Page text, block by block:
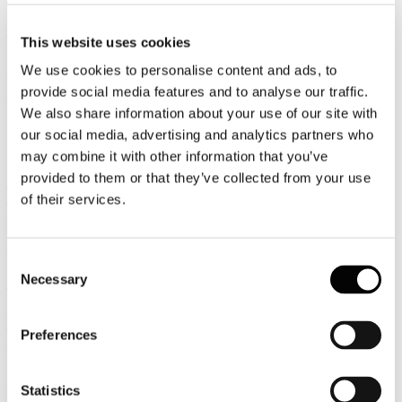
This website uses cookies
We use cookies to personalise content and ads, to
provide social media features and to analyse our traffic.
We also share information about your use of our site with
our social media, advertising and analytics partners who
may combine it with other information that you’ve
provided to them or that they’ve collected from your use
of their services.
Selection
Necessary
Preferences
Statistics
30
Giugno
2026
News 2026
Banca d'Italia: diminuiscono le presenze dei turisti dall'area del golfo
L’ultima indagine della Banca d’Italia sul turismo internazionale
evidenzia che gli analisti dell’istituto centrale hanno elaborato “i dati
di telefonia mobile” rilevando come “le presenze di turisti
Leggi tutto...
Giugno
2026
CSC: il turismo si ferma nel 2° trimestre